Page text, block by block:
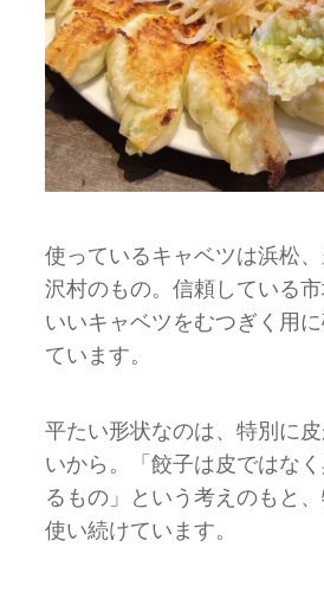
使っているキャベツは浜松
沢村のもの。信頼している
いいキャベツをむつぎく用
ています。
平たい形状なのは、特別に
いから。「餃子は皮ではな
るもの」という考えのもと
使い続けています。